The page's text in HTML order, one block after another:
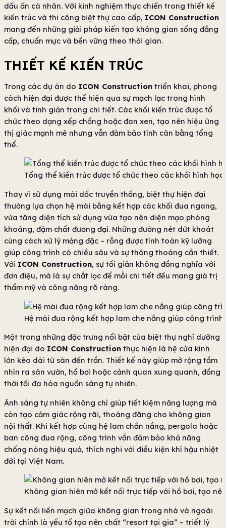
dấu ấn cá nhân. Với kinh nghiệm thực chiến trong thiết kế
kiến trúc và thi công biệt thự cao cấp, ICON Construction
mang đến những giải pháp kiến tạo không gian sống đẳng
cấp, chuẩn mực và bền vững theo thời gian.
THIẾT KẾ KIẾN TRÚC
Trong các dự án do ICON Construction triển khai, phong
cách hiện đại được thể hiện qua sự mạch lạc trong hình
khối và tinh giản trong chi tiết. Các khối kiến trúc được tổ
chức theo dạng xếp chồng hoặc đan xen, tạo nên hiệu ứng
thị giác mạnh mẽ nhưng vẫn đảm bảo tính cân bằng tổng
thể.
Tổng thể kiến trúc được tổ chức theo các khối hình
Thay vì sử dụng mái dốc truyền thống, biệt thự hiện đại
thường lựa chọn hệ mái bằng kết hợp các khối đua ngang,
vừa tăng diện tích sử dụng vừa tạo nên diện mạo phóng
khoáng, đậm chất đương đại. Những đường nét dứt khoát
cùng cách xử lý mảng đặc – rỗng được tính toán kỹ lưỡng
giúp công trình có chiều sâu và sự thông thoáng cần thiết.
Với ICON Construction, sự tối giản không đồng nghĩa với
đơn điệu, mà là sự chắt lọc để mỗi chi tiết đều mang giá trị
thẩm mỹ và công năng rõ ràng.
Hệ mái đua rộng kết hợp lam che nắng giúp công
Một trong những đặc trưng nổi bật của biệt thự nghỉ dưỡng
hiện đại do ICON Construction thực hiện là hệ cửa kính
lớn kéo dài từ sàn đến trần. Thiết kế này giúp mở rộng tầm
nhìn ra sân vườn, hồ bơi hoặc cảnh quan xung quanh, đồng
thời tối đa hóa nguồn sáng tự nhiên.
Ánh sáng tự nhiên không chỉ giúp tiết kiệm năng lượng mà
còn tạo cảm giác rộng rãi, thoáng đãng cho không gian
nội thất. Khi kết hợp cùng hệ lam chắn nắng, pergola hoặc
ban công đua rộng, công trình vẫn đảm bảo khả năng
chống nóng hiệu quả, thích nghi với điều kiện khí hậu nhiệt
đới tại Việt Nam.
Không gian hiên mở kết nối trực tiếp với hồ bơi, tạo
Sự kết nối liền mạch giữa không gian trong nhà và ngoài
trời chính là yếu tố tạo nên chất “resort tại gia” – triết lý